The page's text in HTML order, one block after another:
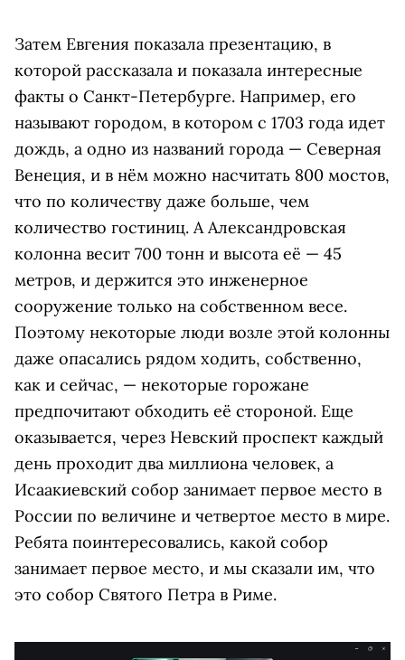
Затем Евгения показала презентацию, в
которой рассказала и показала интересные
факты о Санкт-Петербурге. Например, его
называют городом, в котором с 1703 года идет
дождь, а одно из названий города — Северная
Венеция, и в нём можно насчитать 800 мостов,
что по количеству даже больше, чем
количество гостиниц. А Александровская
колонна весит 700 тонн и высота её — 45
метров, и держится это инженерное
сооружение только на собственном весе.
Поэтому некоторые люди возле этой колонны
даже опасались рядом ходить, собственно,
как и сейчас, — некоторые горожане
предпочитают обходить её стороной. Еще
оказывается, через Невский проспект каждый
день проходит два миллиона человек, а
Исаакиевский собор занимает первое место в
России по величине и четвертое место в мире.
Ребята поинтересовались, какой собор
занимает первое место, и мы сказали им, что
это собор Святого Петра в Риме.